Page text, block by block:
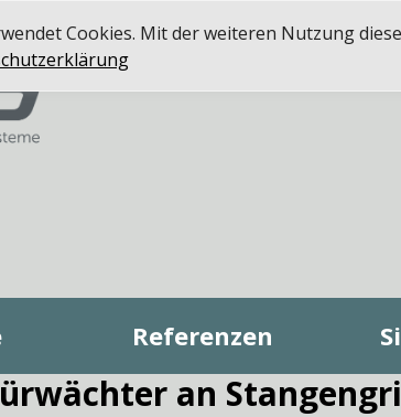
Cookies. Mit der weiteren Nutzung
Referenzen
an